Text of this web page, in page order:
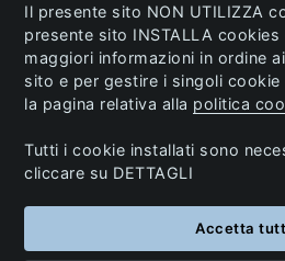
Info: ecommerce@eria.it/
Ordini sul Pronto/
Il presente sito NON UTILIZZA
presente sito INSTALLA
maggiori informazioni in ordine
sito e per gestire i singoli
la pagina relativa alla politica
Tutti i cookie installati sono
cliccare su DETTAGLI
Accetta